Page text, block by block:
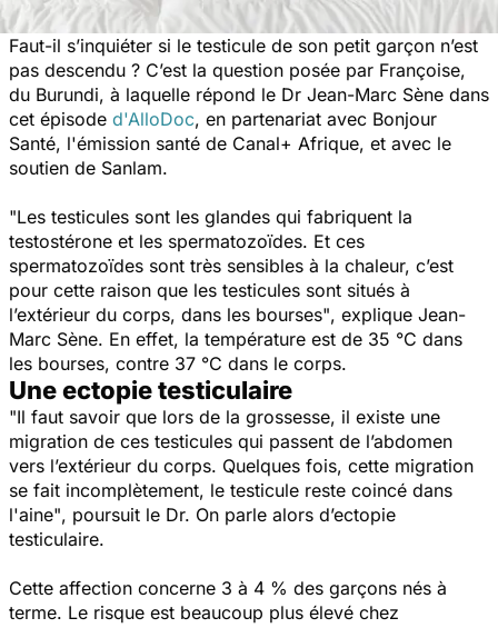
Faut-il s’inquiéter si le testicule de son petit garçon n’est
pas descendu ? C’est la question posée par Françoise,
du Burundi, à laquelle répond le Dr Jean-Marc Sène dans
cet épisode d'AlloDoc, en partenariat avec Bonjour
Santé, l'émission santé de Canal+ Afrique, et avec le
soutien de Sanlam.
"Les testicules sont les glandes qui fabriquent la
testostérone et les spermatozoïdes. Et ces
spermatozoïdes sont très sensibles à la chaleur, c’est
pour cette raison que les testicules sont situés à
l’extérieur du corps, dans les bourses", explique Jean-
Marc Sène. En effet, la température est de 35 °C dans
les bourses, contre 37 °C dans le corps.
Une ectopie testiculaire
"Il faut savoir que lors de la grossesse, il existe une
migration de ces testicules qui passent de l’abdomen
vers l’extérieur du corps. Quelques fois, cette migration
se fait incomplètement, le testicule reste coincé dans
l'aine", poursuit le Dr. On parle alors d’ectopie
testiculaire.
Cette affection concerne 3 à 4 % des garçons nés à
terme. Le risque est beaucoup plus élevé chez